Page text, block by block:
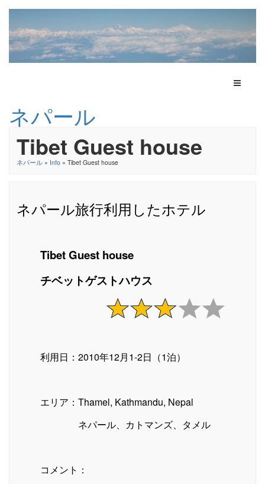
Toggle
ネパール
Tibet Guest house
ネパール » Info » Tibet Guest house
ネパール旅行利用したホテル
Tibet Guest house
チベットゲストハウス
利用日：2010年12月1-2日（1泊）
エリア：Thamel, Kathmandu, Nepal
ネパール、カトマンズ、タメル
コメント：